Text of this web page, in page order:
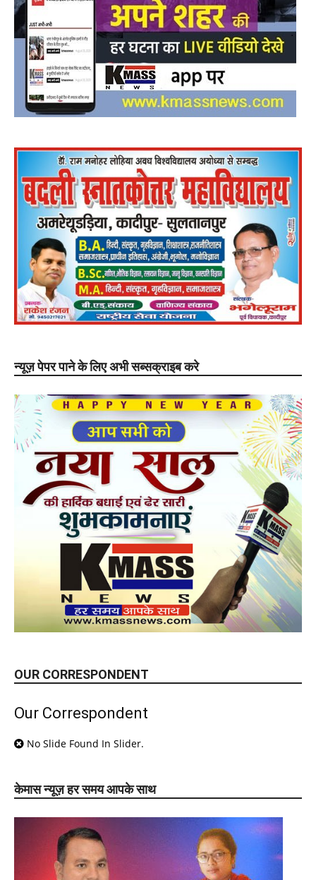
न्यूज़ पेपर पाने के लिए अभी सब्सक्राइब करे
OUR CORRESPONDENT
Our Correspondent
No Slide Found In Slider.
केमास न्यूज़ हर समय आपके साथ